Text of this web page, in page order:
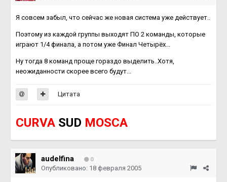
Я совсем забыл, что сейчас же новая система уже действует..
Поэтому из каждой группы выходят ПО 2 команды, которые
играют 1/4 финала, а потом уже Финал Четырёх...
Ну тогда 8 команд проще гораздо выделить..Хотя,
неожиданности скорее всего будут...
Цитата
CURVA SUD MOSCA
audelfina 0
Опубликовано: 18 февраля 2005